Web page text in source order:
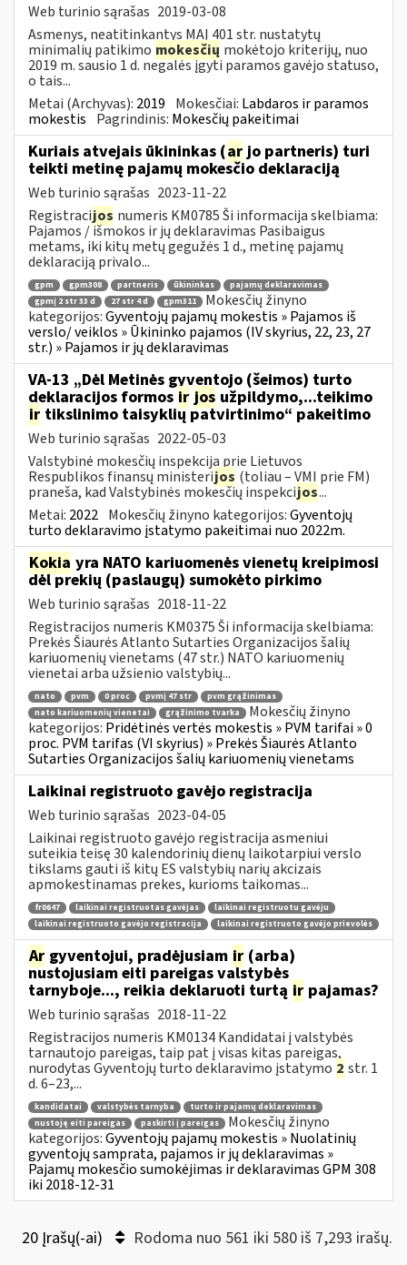
Web turinio sąrašas 2019-03-08
Asmenys, neatitinkantys MAĮ 401 str. nustatytų
minimalių patikimo mokesčių mokėtojo kriterijų, nuo
2019 m. sausio 1 d. negalės įgyti paramos gavėjo statuso,
o tais...
Metai (Archyvas): 2019 Mokesčiai: Labdaros ir paramos
mokestis Pagrindinis: Mokesčių pakeitimai
Kuriais atvejais ūkininkas (arjo partneris) turi
teikti metinę pajamų mokesčio deklaraciją
Web turinio sąrašas 2023-11-22
Registracijos numeris KM0785 Ši informacija skelbiama:
Pajamos / išmokos ir jų deklaravimas Pasibaigus
metams, iki kitų metų gegužės 1 d., metinę pajamų
deklaraciją privalo...
gpm gpm308 partneris ūkininkas
pajamų deklaravimas
gpmį 2 str 33 d
27 str 4 d gpm311
Mokesčių žinyno
kategorijos:Gyventojų pajamų mokestis » Pajamos iš
verslo/ veiklos » Ūkininko pajamos (IV skyrius, 22, 23, 27
str.) » Pajamos ir jų deklaravimas
VA-13 „Dėl Metinės gyventojo (šeimos) turto
deklaracijos formos ir jos užpildymo,...teikimo
ir tikslinimo taisyklių patvirtinimo“ pakeitimo
Web turinio sąrašas 2022-05-03
Valstybinė mokesčių inspekcija prie Lietuvos
Respublikos finansų ministerijos (toliau – VMI prie FM)
praneša, kad Valstybinės mokesčių inspekcijos...
Metai: 2022 Mokesčių žinyno kategorijos:Gyventojų
turto deklaravimo įstatymo pakeitimai nuo 2022m.
Kokia yra NATO kariuomenės vienetų kreipimosi
dėl prekių (paslaugų) sumokėto pirkimo
Web turinio sąrašas 2018-11-22
Registracijos numeris KM0375 Ši informacija skelbiama:
Prekės Šiaurės Atlanto Sutarties Organizacijos šalių
kariuomenių vienetams (47 str.) NATO kariuomenių
vienetai arba užsienio valstybių...
nato pvm 0 proc pvmį 47 str
pvm grąžinimas
nato kariuomenių vienetai
grąžinimo tvarka
Mokesčių žinyno
kategorijos: Pridėtinės vertės mokestis » PVM tarifai » 0
proc. PVM tarifas (VI skyrius) » Prekės Šiaurės Atlanto
Sutarties Organizacijos šalių kariuomenių vienetams
Laikinai registruoto gavėjo registracija
Web turinio sąrašas 2023-04-05
Laikinai registruoto gavėjo registracija asmeniui
suteikia teisę 30 kalendorinių dienų laikotarpiui verslo
tikslams gauti iš kitų ES valstybių narių akcizais
apmokestinamas prekes, kurioms taikomas...
fr0647 laikinai registruotas gavėjas
laikinai registruotu gavėju
laikinai registruoto gavėjo registracija
laikinai registruoto gavėjo prievolės
Ar gyventojui, pradėjusiam ir (arba)
nustojusiam eiti pareigas valstybės
tarnyboje..., reikia deklaruoti turtą ir pajamas?
Web turinio sąrašas 2018-11-22
Registracijos numeris KM0134 Kandidatai į valstybės
tarnautojo pareigas, taip pat į visas kitas pareigas,
nurodytas Gyventojų turto deklaravimo įstatymo 2 str. 1
d. 6–23,...
kandidatai valstybės tarnyba
turto ir pajamų deklaravimas
nustoję eiti pareigas
paskirti į pareigas
Mokesčių žinyno
kategorijos:Gyventojų pajamų mokestis » Nuolatinių
gyventojų samprata, pajamos ir jų deklaravimas »
Pajamų mokesčio sumokėjimas ir deklaravimas GPM 308
iki 2018-12-31
20 Įrašų(-ai) Rodoma nuo 561 iki 580 iš 7,293 irašų.